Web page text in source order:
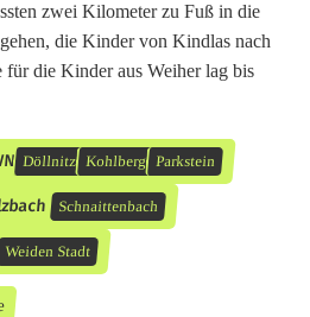
zwei Kilometer zu Fuß in die
die Kinder von Kindlas nach
für die Kinder aus Weiher lag bis
Döllnitz Kohlberg Parkstein
Schnaittenbach
Weiden Stadt